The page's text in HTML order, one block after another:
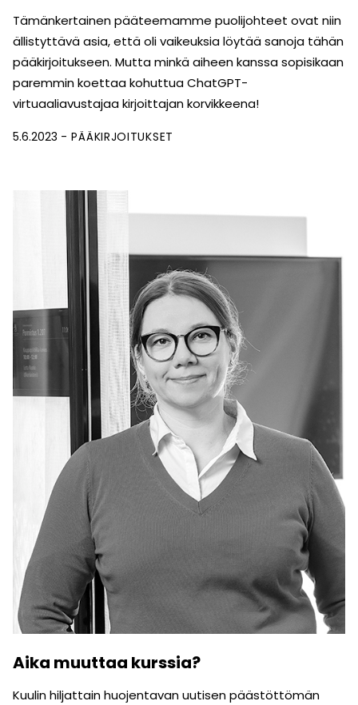
Tämänkertainen pääteemamme puolijohteet ovat niin
ällistyttävä asia, että oli vaikeuksia löytää sanoja tähän
pääkirjoitukseen. Mutta minkä aiheen kanssa sopisikaan
paremmin koettaa kohuttua ChatGPT-
virtuaaliavustajaa kirjoittajan korvikkeena!
5.6.2023 PÄÄKIRJOITUKSET
Aika muuttaa kurssia?
Kuulin hiljattain huojentavan uutisen päästöttömän